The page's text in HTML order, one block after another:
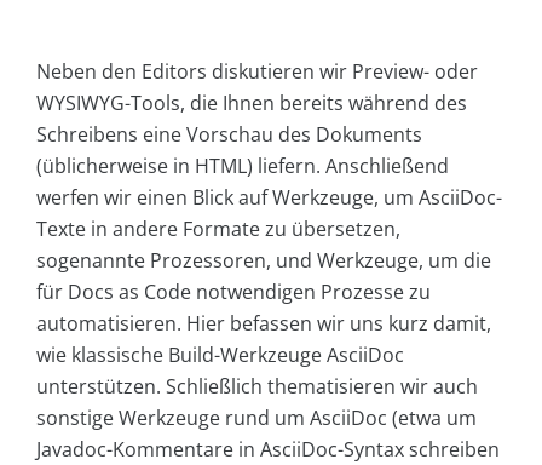
Neben den Editors diskutieren wir Preview- oder
WYSIWYG-Tools, die Ihnen bereits während des
Schreibens eine Vorschau des Dokuments
(üblicherweise in HTML) liefern. Anschließend
werfen wir einen Blick auf Werkzeuge, um AsciiDoc-
Texte in andere Formate zu übersetzen,
sogenannte Prozessoren, und Werkzeuge, um die
für Docs as Code notwendigen Prozesse zu
automatisieren. Hier befassen wir uns kurz damit,
wie klassische Build-Werkzeuge AsciiDoc
unterstützen. Schließlich thematisieren wir auch
sonstige Werkzeuge rund um AsciiDoc (etwa um
Javadoc-Kommentare in AsciiDoc-Syntax schreiben